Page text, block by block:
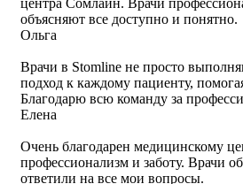
центра Сомлайн. Врачи
объясняют все доступно и понятно.
Ольга
Врачи в Stomline не просто
подход к каждому пациенту,
Благодарю всю команду за
Елена
Очень благодарен медицинскому
профессионализм и заботу. Врачи
ответили на все мои вопросы.